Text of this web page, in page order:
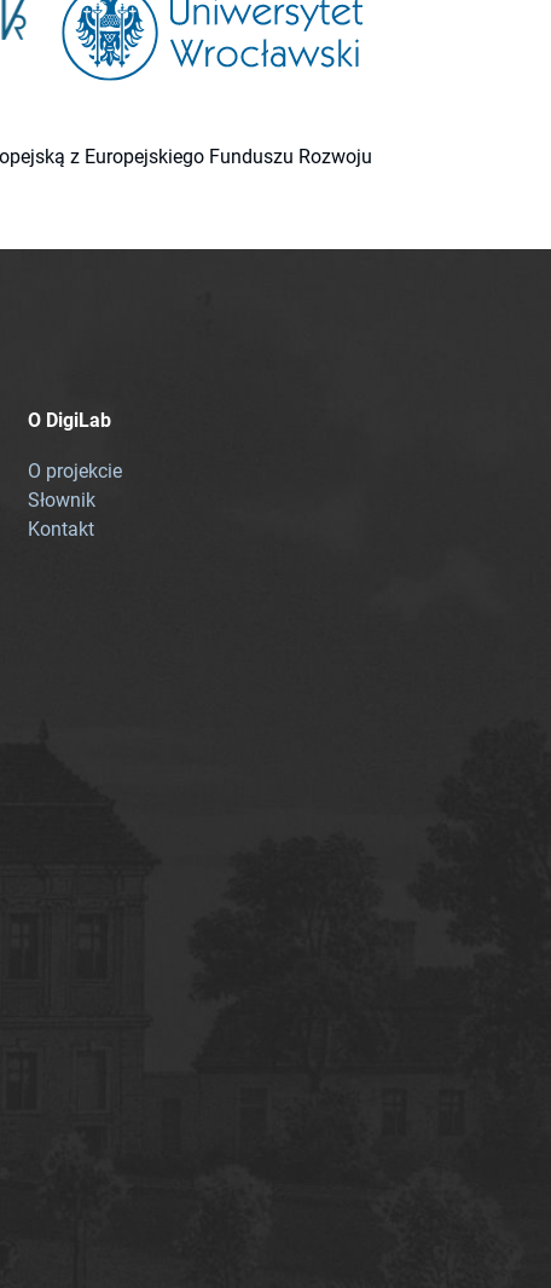
z Europejskiego Funduszu Rozwoju
O DigiLab
O projekcie
Słownik
Kontakt